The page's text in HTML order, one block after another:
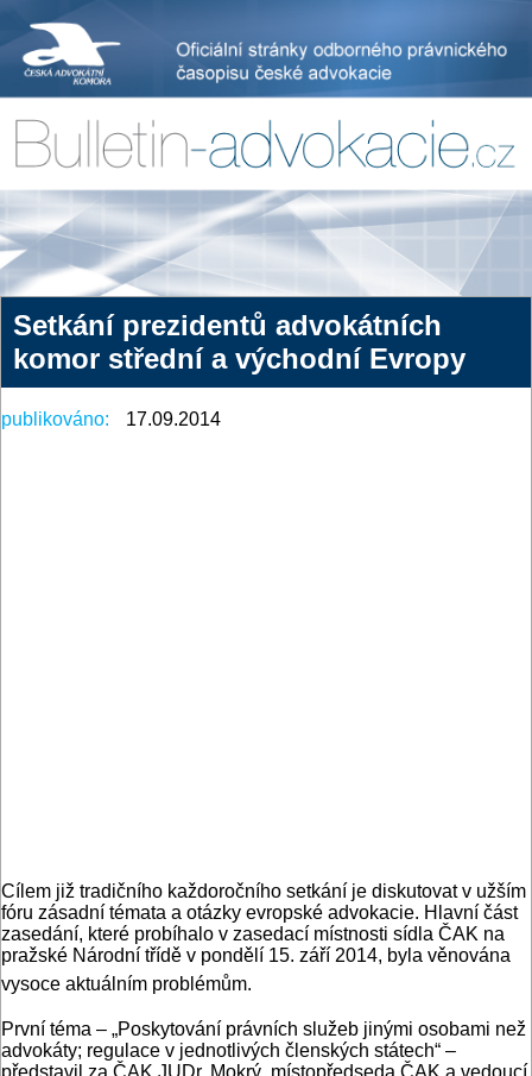
Setkání prezidentů advokátních
komor střední a východní Evropy
publikováno: 17.09.2014
Cílem již tradičního každoročního setkání je diskutovat v užším
fóru zásadní témata a otázky evropské advokacie. Hlavní část
zasedání, které probíhalo v zasedací místnosti sídla ČAK na
pražské Národní třídě v pondělí 15. září 2014, byla věnována
vysoce aktuálním problémům.
První téma – „Poskytování právních služeb jinými osobami než
advokáty; regulace v jednotlivých členských státech“ –
představil za ČAK JUDr. Mokrý, místopředseda ČAK a vedoucí